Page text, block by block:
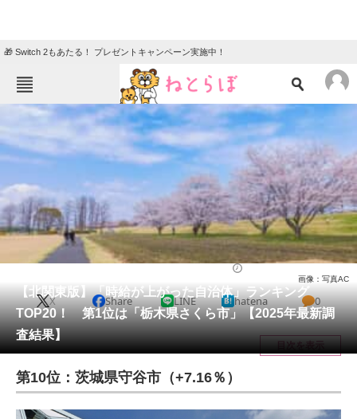
🎁 Switch 2もあたる！ プレゼントキャンペーン実施中！
ねとらぼメニュー
ニュース
クイズ
グルメ 地域
住まい 教育・育児
リサーチ
会員記事
メディア
注目記事を集めた総合ページ
ITの今と未来を見通す
【北関東版】「時給が上がった自治体」ランキング
TOP20！ 第1位は「栃木県さくら市」【2025年最新調
査結果】
画像：写真AC
X Share LINE hatena 0
目次を表示
第10位：茨城県守谷市（+7.16％）